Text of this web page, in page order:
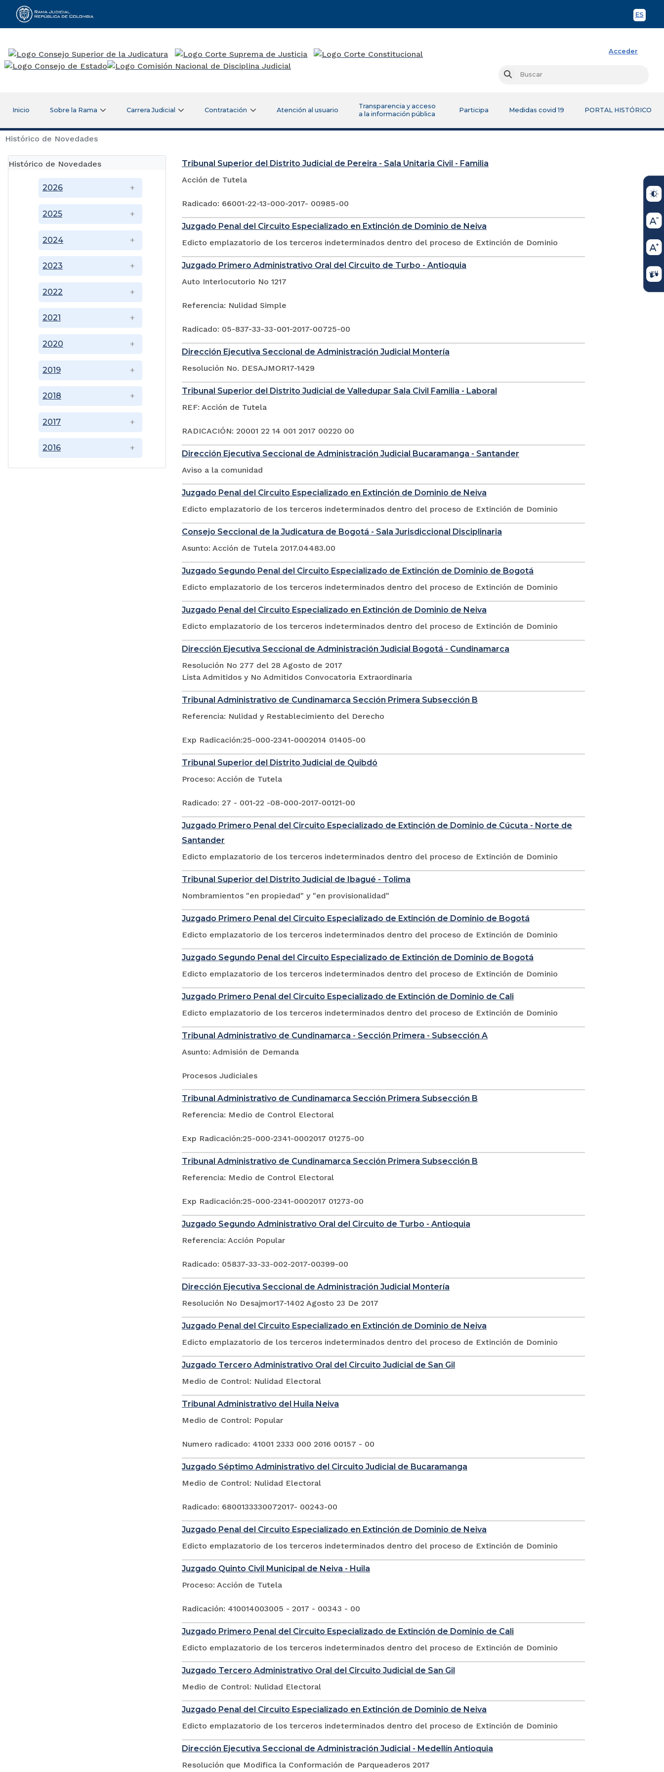
ES
Rama Judicial
Acceder
Buscar
Inicio Sobre la Rama Carrera Judicial Contratación Atención al usuario
Transparencia y acceso
a la información pública
Participa Medidas covid 19 PORTAL HISTÓRICO
Histórico de Novedades
Histórico de Novedades
2016
2017
2018
2019
2020
2021
2022
2023
2024
2025
2026
Tribunal Superior del Distrito Judicial de Pereira - Sala Unitaria Civil - Familia
Acción de Tutela
Radicado: 66001-22-13-000-2017- 00985-00
Juzgado Penal del Circuito Especializado en Extinción de Dominio de Neiva
Edicto emplazatorio de los terceros indeterminados dentro del proceso de Extinción de Dominio
Juzgado Primero Administrativo Oral del Circuito de Turbo - Antioquia
Auto Interlocutorio No 1217
Referencia: Nulidad Simple
Radicado: 05-837-33-33-001-2017-00725-00
Dirección Ejecutiva Seccional de Administración Judicial Montería
Resolución No. DESAJMOR17-1429
Tribunal Superior del Distrito Judicial de Valledupar Sala Civil Familia - Laboral
REF: Acción de Tutela
RADICACIÓN: 20001 22 14 001 2017 00220 00
Dirección Ejecutiva Seccional de Administración Judicial Bucaramanga - Santander
Aviso a la comunidad
Juzgado Penal del Circuito Especializado en Extinción de Dominio de Neiva
Edicto emplazatorio de los terceros indeterminados dentro del proceso de Extinción de Dominio
Consejo Seccional de la Judicatura de Bogotá - Sala Jurisdiccional Disciplinaria
Asunto: Acción de Tutela 2017.04483.00
Juzgado Segundo Penal del Circuito Especializado de Extinción de Dominio de Bogotá
Edicto emplazatorio de los terceros indeterminados dentro del proceso de Extinción de Dominio
Juzgado Penal del Circuito Especializado en Extinción de Dominio de Neiva
Edicto emplazatorio de los terceros indeterminados dentro del proceso de Extinción de Dominio
Dirección Ejecutiva Seccional de Administración Judicial Bogotá - Cundinamarca
Resolución No 277 del 28 Agosto de 2017
Lista Admitidos y No Admitidos Convocatoria Extraordinaria
Tribunal Administrativo de Cundinamarca Sección Primera Subsección B
Referencia: Nulidad y Restablecimiento del Derecho
Exp Radicación:25-000-2341-0002014 01405-00
Tribunal Superior del Distrito Judicial de Quibdó
Proceso: Acción de Tutela
Radicado: 27 - 001-22 -08-000-2017-00121-00
Juzgado Primero Penal del Circuito Especializado de Extinción de Dominio de Cúcuta - Norte de
Santander
Edicto emplazatorio de los terceros indeterminados dentro del proceso de Extinción de Dominio
Tribunal Superior del Distrito Judicial de Ibagué - Tolima
Nombramientos "en propiedad" y "en provisionalidad"
Juzgado Primero Penal del Circuito Especializado de Extinción de Dominio de Bogotá
Edicto emplazatorio de los terceros indeterminados dentro del proceso de Extinción de Dominio
Juzgado Segundo Penal del Circuito Especializado de Extinción de Dominio de Bogotá
Edicto emplazatorio de los terceros indeterminados dentro del proceso de Extinción de Dominio
Juzgado Primero Penal del Circuito Especializado de Extinción de Dominio de Cali
Edicto emplazatorio de los terceros indeterminados dentro del proceso de Extinción de Dominio
Tribunal Administrativo de Cundinamarca - Sección Primera - Subsección A
Asunto: Admisión de Demanda
Procesos Judiciales
Tribunal Administrativo de Cundinamarca Sección Primera Subsección B
Referencia: Medio de Control Electoral
Exp Radicación:25-000-2341-0002017 01275-00
Tribunal Administrativo de Cundinamarca Sección Primera Subsección B
Referencia: Medio de Control Electoral
Exp Radicación:25-000-2341-0002017 01273-00
Juzgado Segundo Administrativo Oral del Circuito de Turbo - Antioquia
Referencia: Acción Popular
Radicado: 05837-33-33-002-2017-00399-00
Dirección Ejecutiva Seccional de Administración Judicial Montería
Resolución No Desajmor17-1402 Agosto 23 De 2017
Juzgado Penal del Circuito Especializado en Extinción de Dominio de Neiva
Edicto emplazatorio de los terceros indeterminados dentro del proceso de Extinción de Dominio
Juzgado Tercero Administrativo Oral del Circuito Judicial de San Gil
Medio de Control: Nulidad Electoral
Tribunal Administrativo del Huila Neiva
Medio de Control: Popular
Numero radicado: 41001 2333 000 2016 00157 - 00
Juzgado Séptimo Administrativo del Circuito Judicial de Bucaramanga
Medio de Control: Nulidad Electoral
Radicado: 6800133330072017- 00243-00
Juzgado Penal del Circuito Especializado en Extinción de Dominio de Neiva
Edicto emplazatorio de los terceros indeterminados dentro del proceso de Extinción de Dominio
Juzgado Quinto Civil Municipal de Neiva - Huila
Proceso: Acción de Tutela
Radicación: 410014003005 - 2017 - 00343 - 00
Juzgado Primero Penal del Circuito Especializado de Extinción de Dominio de Cali
Edicto emplazatorio de los terceros indeterminados dentro del proceso de Extinción de Dominio
Juzgado Tercero Administrativo Oral del Circuito Judicial de San Gil
Medio de Control: Nulidad Electoral
Juzgado Penal del Circuito Especializado en Extinción de Dominio de Neiva
Edicto emplazatorio de los terceros indeterminados dentro del proceso de Extinción de Dominio
Dirección Ejecutiva Seccional de Administración Judicial - Medellín Antioquia
Resolución que Modifica la Conformación de Parqueaderos 2017